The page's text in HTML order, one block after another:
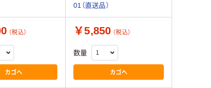
01（直送品）
（税込）
カゴへ
￥5,850 （税込）
数量
カゴへ